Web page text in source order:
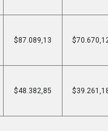
$87.089,13
$48.382,85